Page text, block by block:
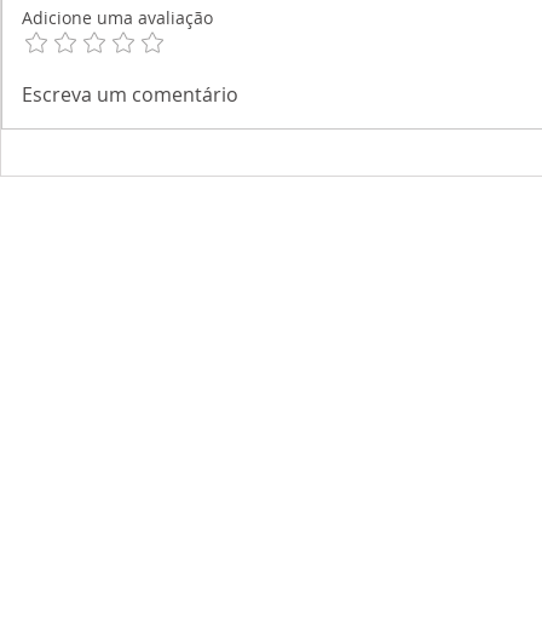
Adicione uma avaliação
Escreva um comentário